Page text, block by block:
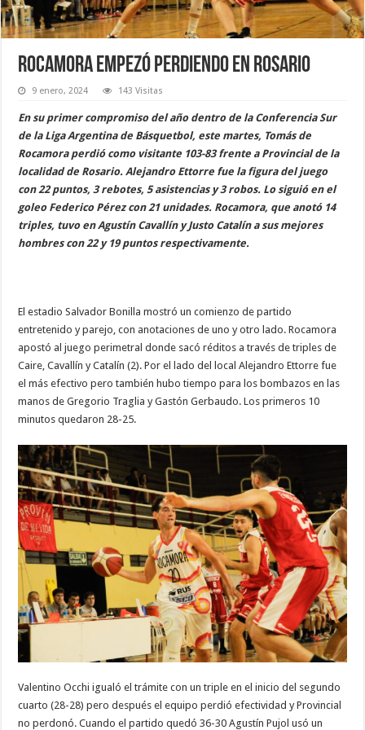
Rocamora empezó perdiendo en Rosario
9 enero, 2024 143 Visitas
En su primer compromiso del año dentro de la Conferencia Sur
de la Liga Argentina de Básquetbol, este martes, Tomás de
Rocamora perdió como visitante 103-83 frente a Provincial de la
localidad de Rosario. Alejandro Ettorre fue la figura del juego
con 22 puntos, 3 rebotes, 5 asistencias y 3 robos. Lo siguió en el
goleo Federico Pérez con 21 unidades. Rocamora, que anotó 14
triples, tuvo en Agustín Cavallín y Justo Catalín a sus mejores
hombres con 22 y 19 puntos respectivamente.
El estadio Salvador Bonilla mostró un comienzo de partido
entretenido y parejo, con anotaciones de uno y otro lado. Rocamora
apostó al juego perimetral donde sacó réditos a través de triples de
Caire, Cavallín y Catalín (2). Por el lado del local Alejandro Ettorre fue
el más efectivo pero también hubo tiempo para los bombazos en las
manos de Gregorio Traglia y Gastón Gerbaudo. Los primeros 10
minutos quedaron 28-25.
Valentino Occhi igualó el trámite con un triple en el inicio del segundo
cuarto (28-28) pero después el equipo perdió efectividad y Provincial
no perdonó. Cuando el partido quedó 36-30 Agustín Pujol usó un